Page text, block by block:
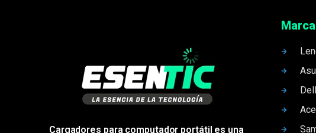
Cargadores para computador portátil es una
Dell